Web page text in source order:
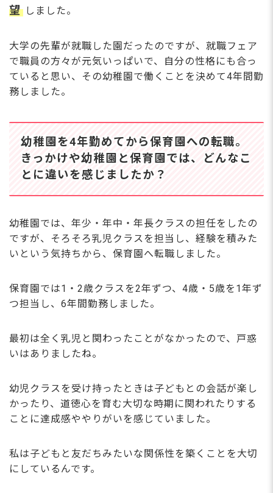
望 しました。
大学の先輩が就職した園だったのですが、就職フェア
で職員の方々が元気いっぱいで、自分の性格にも合っ
ていると思い、その幼稚園で働くことを決めて4年間勤
務しました。
幼稚園を4年勤めてから保育園への転職。
きっかけや幼稚園と保育園では、どんなこ
とに違いを感じましたか？
幼稚園では、年少・年中・年長クラスの担任をしたの
ですが、そろそろ乳児クラスを担当し、経験を積みた
いという気持ちから、保育園へ転職しました。
保育園では1・2歳クラスを2年ずつ、4歳・5歳を1年ず
つ担当し、6年間勤務しました。
最初は全く乳児と関わったことがなかったので、戸惑
いはありましたね。
幼児クラスを受け持ったときは子どもとの会話が楽し
かったり、道徳心を育む大切な時期に関われたりする
ことに達成感ややりがいを感じていました。
私は子どもと友だちみたいな関係性を築くことを大切
にしているんです。